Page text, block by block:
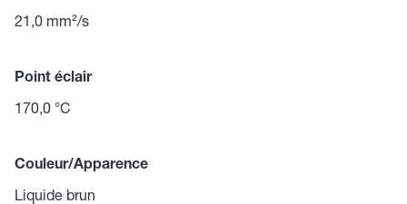
21,0 mm²/s
Point éclair
170,0 °C
Couleur/Apparence
Liquide brun